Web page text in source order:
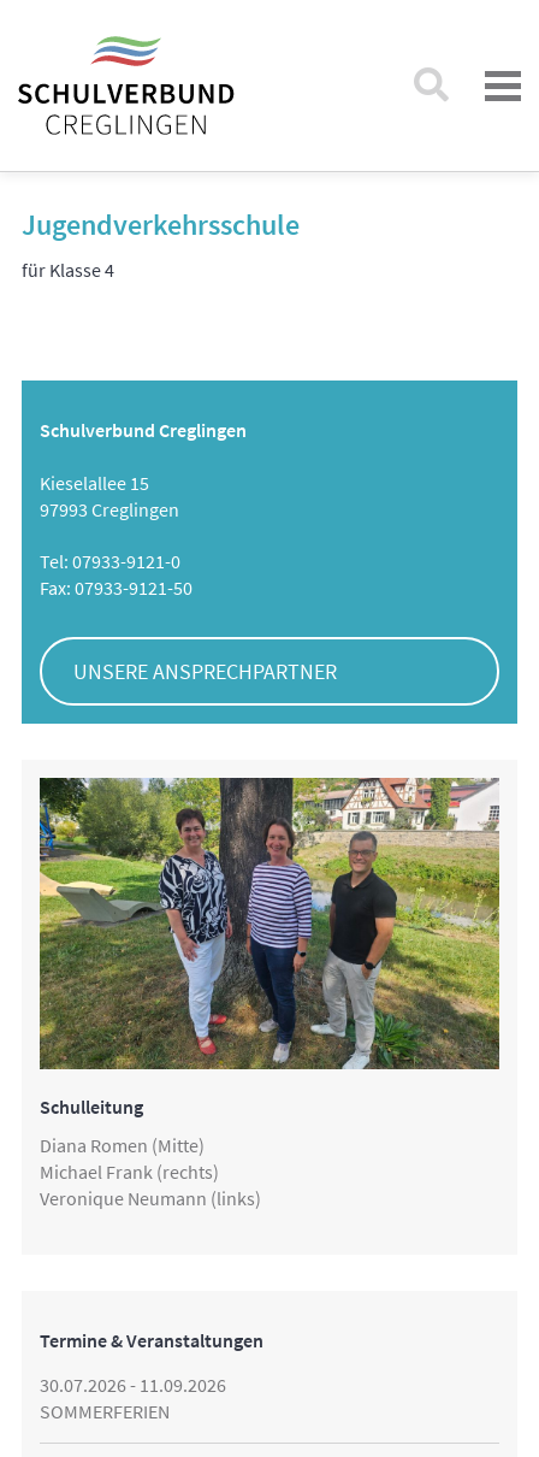
Jugendverkehrsschule
für Klasse 4
Schulverbund Creglingen
Kieselallee 15
97993 Creglingen
Tel: 07933-9121-0
Fax: 07933-9121-50
UNSERE ANSPRECHPARTNER
Schulleitung
Diana Romen (Mitte)
Michael Frank (rechts)
Veronique Neumann (links)
Termine & Veranstaltungen
30.07.2026 - 11.09.2026
SOMMERFERIEN